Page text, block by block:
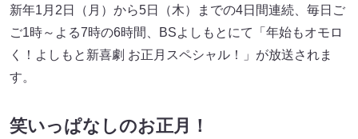
新年1月2日（月）から5日（木）までの4日間連続、毎日ご
ご1時～よる7時の6時間、BSよしもとにて「年始もオモロ
く！よしもと新喜劇 お正月スペシャル！」が放送されま
す。
笑いっぱなしのお正月！